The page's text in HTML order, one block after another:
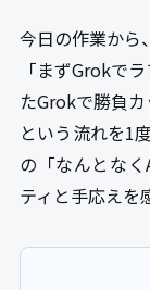
今日の作業から
「まずGrokで
たGrokで勝負カ
という流れを1
の「なんとな
ティと手応えを